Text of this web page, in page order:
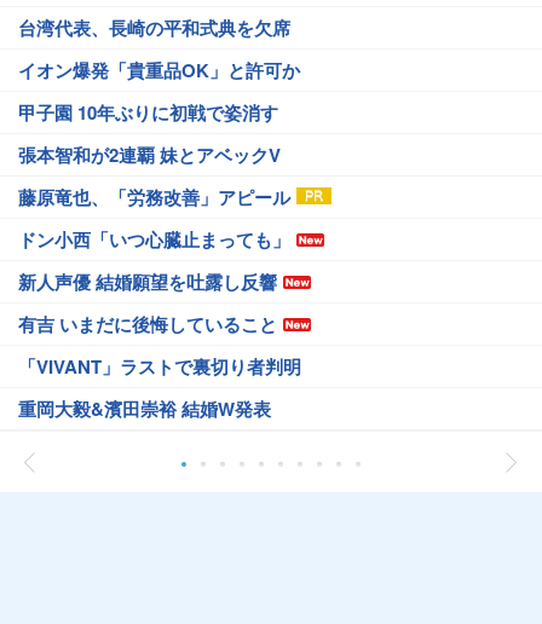
台湾代表、長崎の平和式典を欠席
イオン爆発「貴重品OK」と許可か
甲子園 10年ぶりに初戦で姿消す
張本智和が2連覇 妹とアベックV
藤原竜也、「労務改善」アピール
ドン小西「いつ心臓止まっても」
新人声優 結婚願望を吐露し反響
有吉 いまだに後悔していること
「VIVANT」ラストで裏切り者判明
重岡大毅&濱田崇裕 結婚W発表